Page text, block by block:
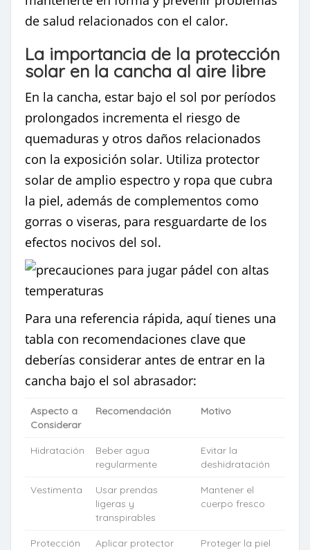
de salud relacionados con el calor.
La importancia de la protección
solar en la cancha al aire libre
En la cancha, estar bajo el sol por períodos
prolongados incrementa el riesgo de
quemaduras y otros daños relacionados
con la exposición solar. Utiliza protector
solar de amplio espectro y ropa que cubra
la piel, además de complementos como
gorras o viseras, para resguardarte de los
efectos nocivos del sol.
Para una referencia rápida, aquí tienes una
tabla con recomendaciones clave que
deberías considerar antes de entrar en la
cancha bajo el sol abrasador:
Aspecto a
Considerar
Recomendación Motivo
Hidratación
Beber agua
regularmente
Evitar la
deshidratación
Vestimenta
Usar prendas
ligeras y
transpirables
Mantener el
cuerpo fresco
Protección
Aplicar protector
Proteger la piel